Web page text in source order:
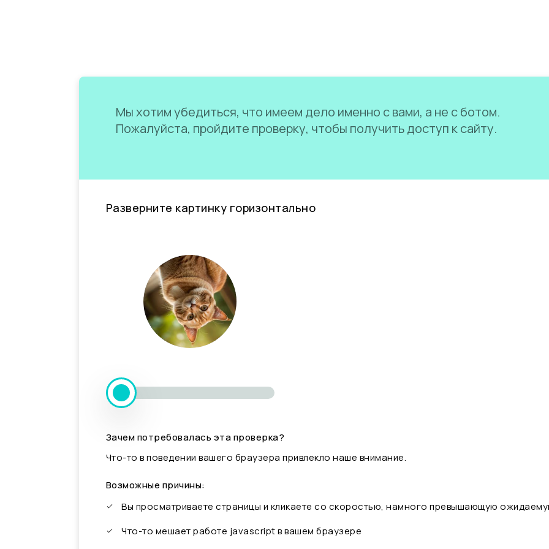
Мы хотим убедиться, что имеем дело именно с вами, а не с ботом.
Пожалуйста, пройдите проверку, чтобы получить доступ к сайту.
Разверните картинку горизонтально
Зачем потребовалась эта проверка?
Что-то в поведении вашего браузера привлекло наше внимание.
Возможные причины:
Вы просматриваете страницы и кликаете со скоростью, намного превышающую
Что-то мешает работе javascript в вашем браузере